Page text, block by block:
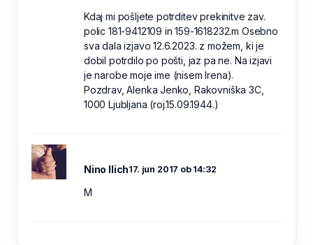
Kdaj mi pošljete potrditev prekinitve zav.
polic 181-9412109 in 159-1618232.m Osebno
sva dala izjavo 12.6.2023. z možem, ki je
dobil potrdilo po pošti, jaz pa ne. Na izjavi
je narobe moje ime (nisem Irena).
Pozdrav, Alenka Jenko, Rakovniška 3C,
1000 Ljubljana (roj.15.09.1944.)
Nino Ilich17. jun 2017 ob 14:32
M